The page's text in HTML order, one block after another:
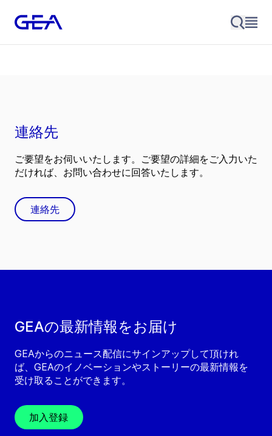
GEAの最新情報をお届け
GEAからのニュース配信にサインアップして頂けれ
ば、GEAのイノベーションやストーリーの最新情報を
受け取ることができます。
加入登録
連絡先
ご要望をお伺いいたします。ご要望の詳細をご入力いた
だければ、お問い合わせに回答いたします。
連絡先